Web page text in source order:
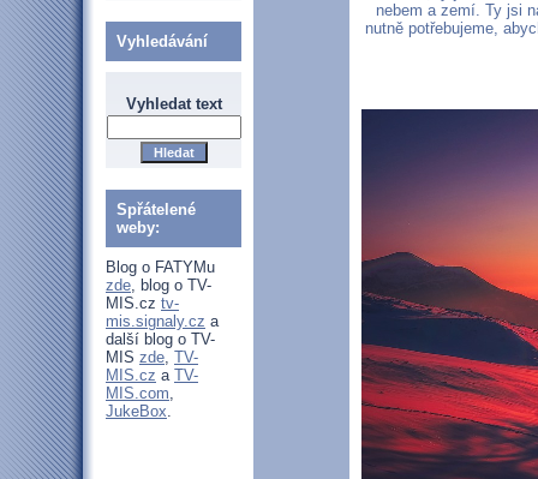
Vyhledávání
Vyhledat text
Spřátelené
weby:
Blog o FATYMu
zde, blog o TV-
MIS.cz tv-
mis.signaly.cz a
další blog o TV-
MIS zde, TV-
MIS.cz a TV-
MIS.com,
JukeBox.
nebem a zemí. Ty jsi
nutně potřebujeme,